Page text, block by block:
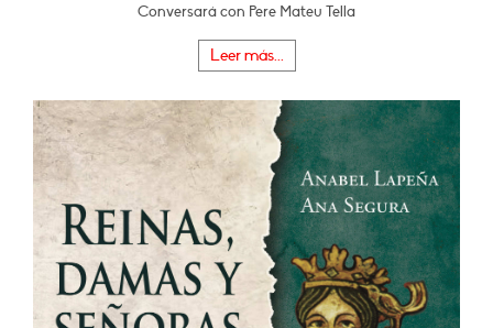
Conversará con Pere Mateu Tella
Leer más...